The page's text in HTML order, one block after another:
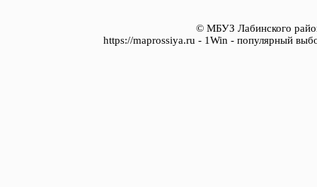
© МБУЗ Лабинского
https://maprossiya.ru - 1Win - популярный